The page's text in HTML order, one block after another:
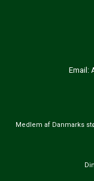
Email:
Medlem af Danmarks